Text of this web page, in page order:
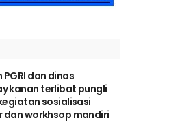
dan dinas
kanan terlibat pungli
sosialisasi
dan workhsop mandiri